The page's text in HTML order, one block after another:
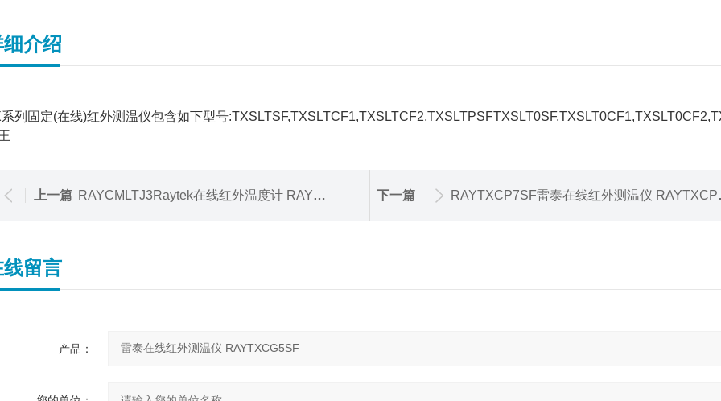
介绍
列固定(在线)红外测温仪包含如下型号
上一篇 RAYCMLTJ3Raytek在线红外温度计 RAYCMLTJ3 下一篇 RAYTXCP7SF雷泰在线红外测温仪 RAYTXCP7SF
线留言
产品：